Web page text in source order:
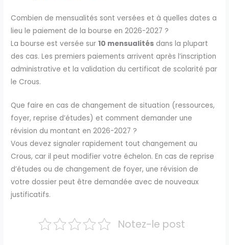
Combien de mensualités sont versées et à quelles dates a
lieu le paiement de la bourse en 2026-2027 ?
La bourse est versée sur10 mensualités dans la plupart
des cas. Les premiers paiements arrivent après l’inscription
administrative et la validation du certificat de scolarité par
le Crous.
Que faire en cas de changement de situation (ressources,
foyer, reprise d’études) et comment demander une
révision du montant en 2026-2027 ?
Vous devez signaler rapidement tout changement au
Crous, car il peut modifier votre échelon. En cas de reprise
d’études ou de changement de foyer, une révision de
votre dossier peut être demandée avec de nouveaux
justificatifs.
Notez-le post